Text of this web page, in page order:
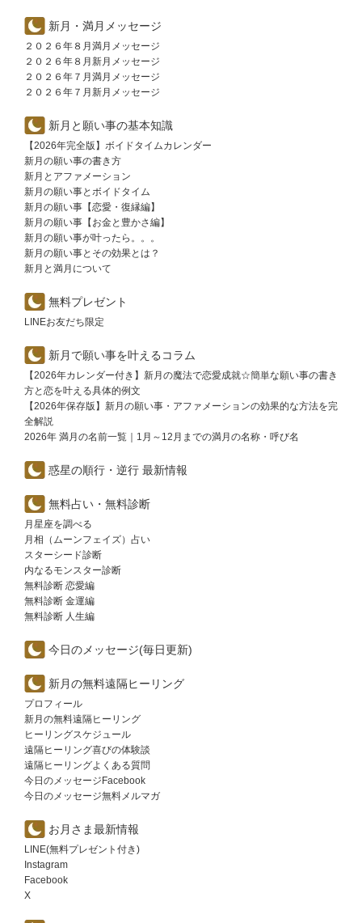
新月・満月メッセージ
２０２６年８月満月メッセージ
２０２６年８月新月メッセージ
２０２６年７月満月メッセージ
２０２６年７月新月メッセージ
新月と願い事の基本知識
【2026年完全版】ボイドタイムカレンダー
新月の願い事の書き方
新月とアファメーション
新月の願い事とボイドタイム
新月の願い事【恋愛・復縁編】
新月の願い事【お金と豊かさ編】
新月の願い事が叶ったら。。。
新月の願い事とその効果とは？
新月と満月について
無料プレゼント
LINEお友だち限定
新月で願い事を叶えるコラム
【2026年カレンダー付き】新月の魔法で恋愛成就☆簡単な願い事の書き
方と恋を叶える具体的例文
【2026年保存版】新月の願い事・アファメーションの効果的な方法を完
全解説
2026年 満月の名前一覧｜1月～12月までの満月の名称・呼び名
惑星の順行・逆行 最新情報
無料占い・無料診断
月星座を調べる
月相（ムーンフェイズ）占い
スターシード診断
内なるモンスター診断
無料診断 恋愛編
無料診断 金運編
無料診断 人生編
今日のメッセージ(毎日更新)
新月の無料遠隔ヒーリング
プロフィール
新月の無料遠隔ヒーリング
ヒーリングスケジュール
遠隔ヒーリング喜びの体験談
遠隔ヒーリングよくある質問
今日のメッセージFacebook
今日のメッセージ無料メルマガ
お月さま最新情報
LINE(無料プレゼント付き)
Instagram
Facebook
X